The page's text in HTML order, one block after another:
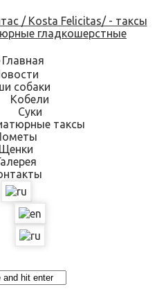
Skip
to
content
Главная
собаки
Кобели
Суки
таксы
Щенки